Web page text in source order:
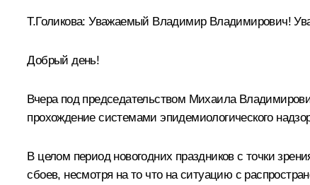
Т.Голикова: Уважаемый Владимир Владимирович!
Добрый день!
Вчера под председательством Михаила
прохождение системами эпидемиологического
В целом период новогодних праздников с точки
сбоев, несмотря на то что на ситуацию с